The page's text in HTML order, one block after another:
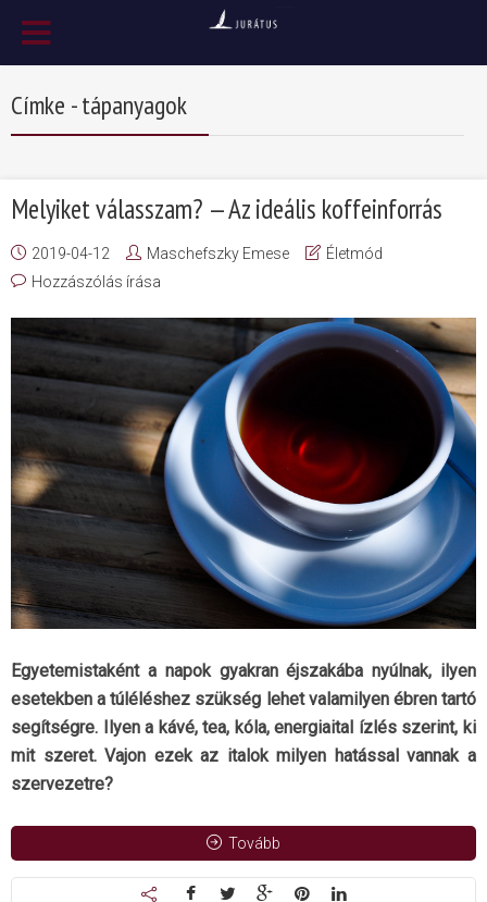
Címke - tápanyagok
Melyiket válasszam? — Az ideális koffeinforrás
2019-04-12 Maschefszky Emese
Életmód
Hozzászólás írása
Egyetemistaként a napok gyakran éjszakába nyúlnak, ilyen
esetekben a túléléshez szükség lehet valamilyen ébren tartó
segítségre. Ilyen a kávé, tea, kóla, energiaital ízlés szerint, ki
mit szeret. Vajon ezek az italok milyen hatással vannak a
szervezetre?
Tovább